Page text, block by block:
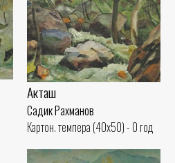
Акташ
Садик Рахманов
Картон. темпера (40x50) - 0 год